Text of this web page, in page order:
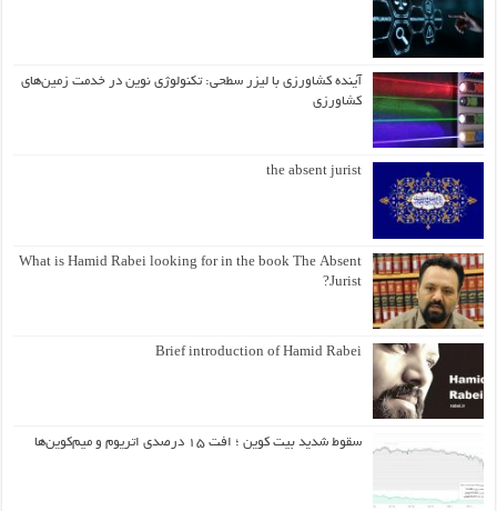
آینده کشاورزی با لیزر سطحی: تکنولوژی نوین در خدمت زمین‌های
کشاورزی
the absent jurist
What is Hamid Rabei looking for in the book The Absent
Jurist?
Brief introduction of Hamid Rabei
سقوط شدید بیت کوین ؛ افت ۱۵ درصدی اتریوم و میم‌کوین‌ها